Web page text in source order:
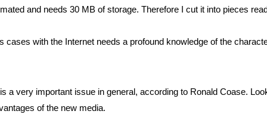
and needs 30 MB of storage. Therefore I cut it into pieces
cases with the Internet needs a profound knowledge of the
a very important issue in general, according to Ronald Coase.
of the new media.